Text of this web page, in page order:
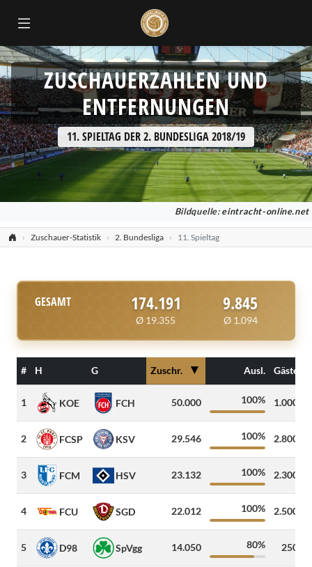
ZUSCHAUERZAHLEN UND
ENTFERNUNGEN
11. SPIELTAG DER 2. BUNDESLIGA 2018/19
Bildquelle: eintracht-online.net
Zuschauer-Statistik 2. Bundesliga 11. Spieltag
GESAMT 174.191
Ø 19.355
9.845
Ø 1.094
# H G Zuschr. ▼ Ausl. Gäste
1 KOE FCH 50.000 100% 1.000
2 FCSP KSV 29.546 100% 2.800
3 FCM HSV 23.132 100% 2.300
4 FCU SGD 22.012 100% 2.500
5 D98 SpVgg 14.050 80% 250